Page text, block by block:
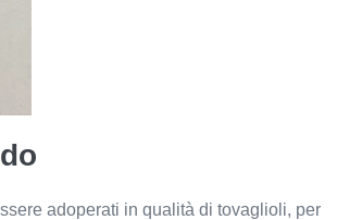
adoperati in qualità di tovaglioli, per